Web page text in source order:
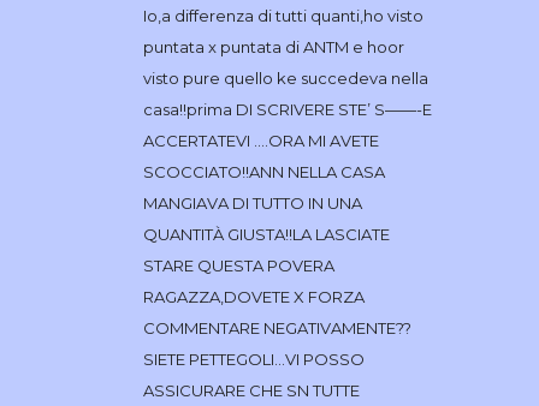
Io,a differenza di tutti quanti,ho visto
puntata x puntata di ANTM e hoor
visto pure quello ke succedeva nella
casa!!prima DI SCRIVERE STE’ S——-E
ACCERTATEVI ….ORA MI AVETE
SCOCCIATO!!ANN NELLA CASA
MANGIAVA DI TUTTO IN UNA
QUANTITÀ GIUSTA!!LA LASCIATE
STARE QUESTA POVERA
RAGAZZA,DOVETE X FORZA
COMMENTARE NEGATIVAMENTE??
SIETE PETTEGOLI…VI POSSO
ASSICURARE CHE SN TUTTE